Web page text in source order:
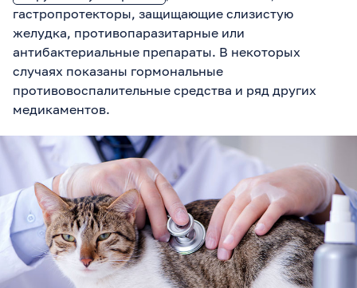
гастропротекторы, защищающие слизистую
желудка, противопаразитарные или
антибактериальные препараты. В некоторых
случаях показаны гормональные
противовоспалительные средства и ряд других
медикаментов.